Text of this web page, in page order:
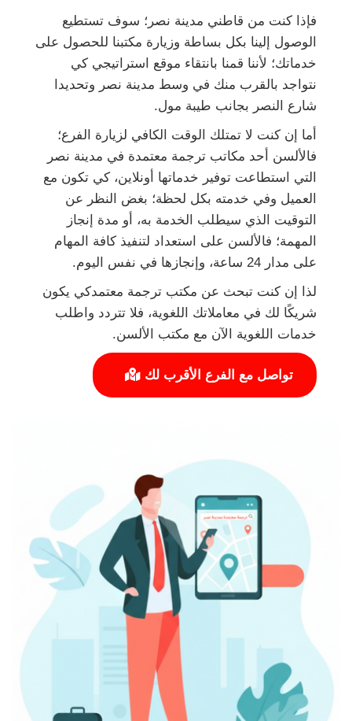
فإذا كنت من قاطني مدينة نصر؛ سوف تستطيع
الوصول إلينا بكل بساطة وزيارة مكتبنا للحصول على
خدماتك؛ لأننا قمنا بانتقاء موقع استراتيجي كي
نتواجد بالقرب منك في وسط مدينة نصر وتحديدا
شارع النصر بجانب طيبة مول.
أما إن كنت لا تمتلك الوقت الكافي لزيارة الفرع؛
فالألسن أحد مكاتب ترجمة معتمدة في مدينة نصر
التي استطاعت توفير خدماتها أونلاين، كي تكون مع
العميل وفي خدمته بكل لحظة؛ بغض النظر عن
التوقيت الذي سيطلب الخدمة به، أو مدة إنجاز
المهمة؛ فالألسن على استعداد لتنفيذ كافة المهام
على مدار 24 ساعة، وإنجازها في نفس اليوم.
لذا إن كنت تبحث عن مكتب ترجمة معتمدكي يكون
شريكًا لك في معاملاتك اللغوية، فلا تتردد واطلب
خدمات اللغوية الآن مع مكتب الألسن.
تواصل مع الفرع الأقرب لك